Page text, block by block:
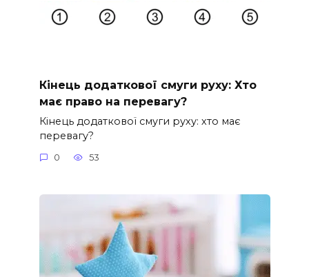
Кінець додаткової смуги руху: Хто
має право на перевагу?
Кінець додаткової смуги руху: хто має
перевагу?
0 53